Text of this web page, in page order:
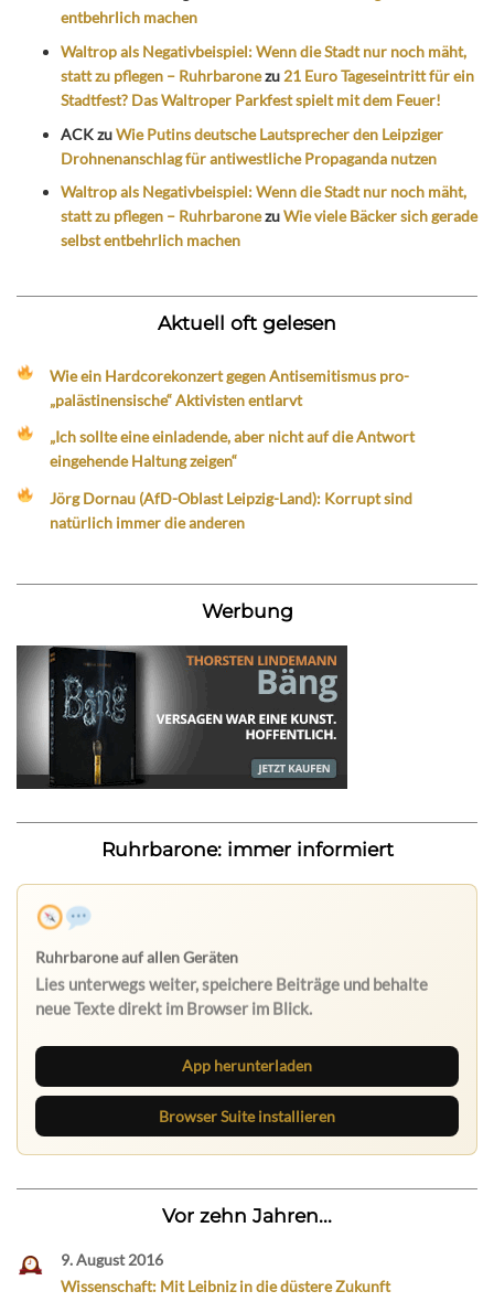
entbehrlich machen
Waltrop als Negativbeispiel: Wenn die Stadt nur noch mäht,
statt zu pflegen – Ruhrbaronezu 21 Euro Tageseintritt für ein
Stadtfest? Das Waltroper Parkfest spielt mit dem Feuer!
ACKzuWie Putins deutsche Lautsprecher den Leipziger
Drohnenanschlag für antiwestliche Propaganda nutzen
Waltrop als Negativbeispiel: Wenn die Stadt nur noch mäht,
statt zu pflegen – RuhrbaronezuWie viele Bäcker sich gerade
selbst entbehrlich machen
Aktuell oft gelesen
Wie ein Hardcorekonzert gegen Antisemitismus pro-
„palästinensische“ Aktivisten entlarvt
„Ich sollte eine einladende, aber nicht auf die Antwort
eingehende Haltung zeigen“
Jörg Dornau (AfD-Oblast Leipzig-Land): Korrupt sind
natürlich immer die anderen
Werbung
Ruhrbarone: immer informiert
App herunterladen
Browser Suite installieren
Vor zehn Jahren...
9. August 2016
Wissenschaft: Mit Leibniz in die düstere Zukunft